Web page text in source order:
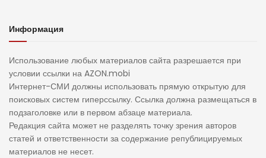
Информация
Использование любых материалов сайта разрешается при
условии ссылки на AZON.mobi
Интернет-СМИ должны использовать прямую открытую для
поисковых систем гиперссылку. Ссылка должна размещаться в
подзаголовке или в первом абзаце материала.
Редакция сайта может не разделять точку зрения авторов
статей и ответственности за содержание републицируемых
материалов не несет.